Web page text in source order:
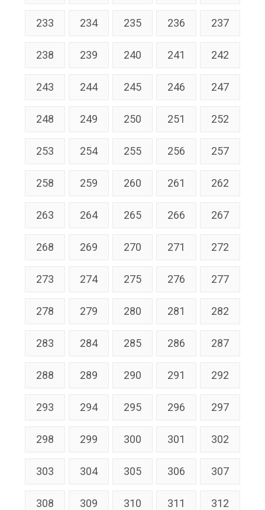
233 234 235 236 237
238 239 240 241 242
243 244 245 246 247
248 249 250 251 252
253 254 255 256 257
258 259 260 261 262
263 264 265 266 267
268 269 270 271 272
273 274 275 276 277
278 279 280 281 282
283 284 285 286 287
288 289 290 291 292
293 294 295 296 297
298 299 300 301 302
303 304 305 306 307
308 309 310 311 312